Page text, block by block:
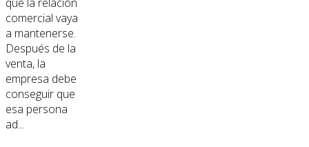
comercial vaya
a mantenerse.
Después de la
venta, la
empresa debe
conseguir que
esa persona
ad...